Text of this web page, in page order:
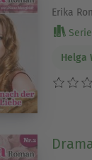
Erika
Serie
Helga